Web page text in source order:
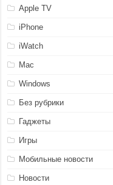
Apple TV
iPhone
iWatch
Mac
Windows
Без рубрики
Гаджеты
Игры
Мобильные новости
Новости